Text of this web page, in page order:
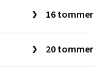
16 tommer
20 tommer